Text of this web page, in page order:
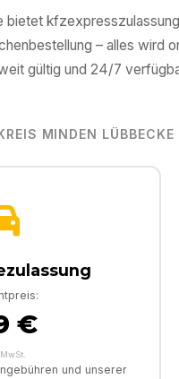
bietet
– alles wird
gültig und 24/7
MINDEN LÜBBECKE
€
und unserer